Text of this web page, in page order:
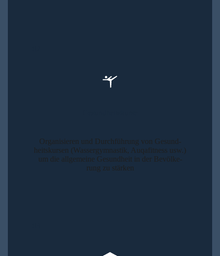
Orga­ni­sie­ren und Durch­füh­rung von Gesund­
heits­kur­sen (Was­ser­gym­nas­tik, Auqa­fit­ness usw.)
um die all­ge­mei­ne Gesund­heit in der Bevöl­ke­
rung zu stär­ken